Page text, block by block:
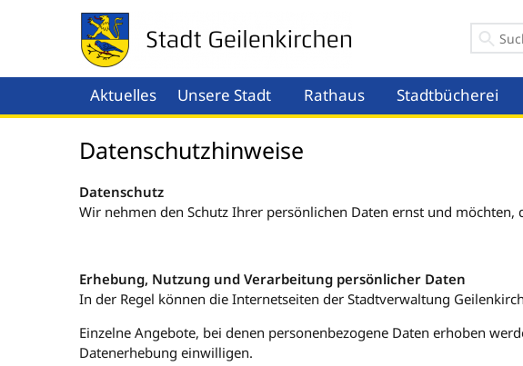
Aktuelles
Unsere Stadt
Rathaus
Stadtbücherei
Datenschutzhinweise
Datenschutz
Wir nehmen den Schutz Ihrer persönlichen Daten ernst und
Erhebung, Nutzung und Verarbeitung persönlicher Daten
In der Regel können die Internetseiten der Stadtverwaltung
Einzelne Angebote, bei denen personenbezogene Daten erhoben
Datenerhebung einwilligen.